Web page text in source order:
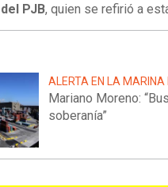
PJB, quien se refirió a
ALERTA EN LA MARINA
Mariano Moreno:
soberanía”